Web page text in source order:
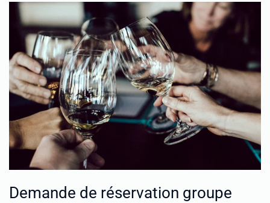
Demande de réservation groupe